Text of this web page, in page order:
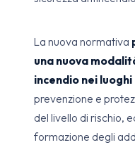
La nuova normativa
una nuova
incendio nei
prevenzione e
del livello di rischio,
formazione degli